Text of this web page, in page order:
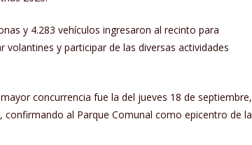
y 4.283 vehículos ingresaron al recinto para
y participar de las diversas actividades
concurrencia fue la del jueves 18 de septiembre,
confirmando al Parque Comunal como epicentro de la